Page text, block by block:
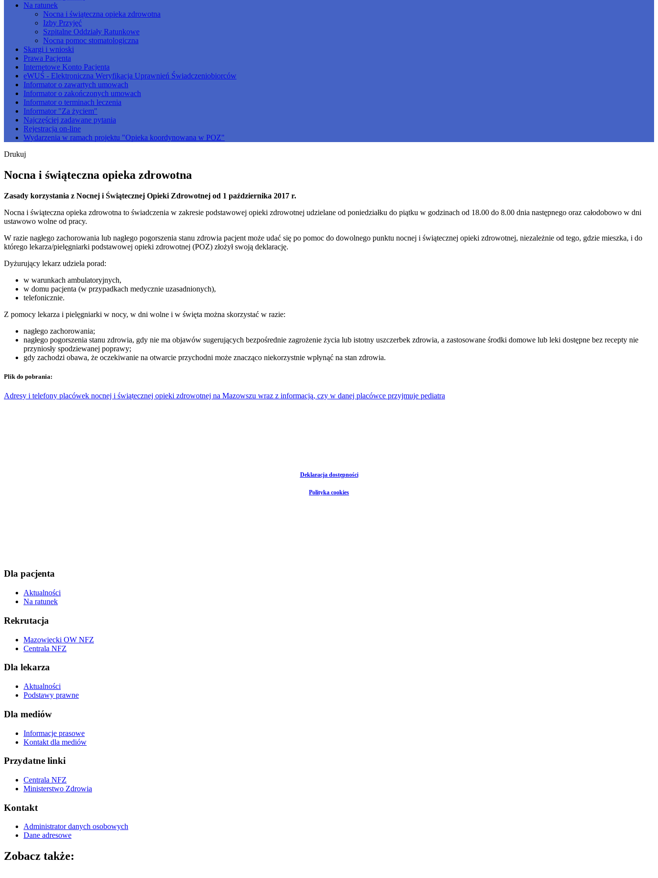
Na ratunek
Nocna i świąteczna opieka zdrowotna
Izby Przyjęć
Szpitalne Oddziały Ratunkowe
Nocna pomoc stomatologiczna
Skargi i wnioski
Prawa Pacjenta
Internetowe Konto Pacjenta
eWUŚ - Elektroniczna Weryfikacja Uprawnień Świadczeniobiorców
Informator o zawartych umowach
Informator o zakończonych umowach
Informator o terminach leczenia
Informator "Za życiem"
Najczęściej zadawane pytania
Rejestracja on-line
Wydarzenia w ramach projektu "Opieka koordynowana w POZ"
Drukuj
Nocna i świąteczna opieka zdrowotna
Zasady korzystania z Nocnej i Świątecznej Opieki Zdrowotnej od 1 października 2017 r.
Nocna i świąteczna opieka zdrowotna to świadczenia w zakresie podstawowej opieki zdrowotnej udzielane od poniedziałku do piątku w godzinach od 18.00 do 8.00 dnia następnego oraz całodobowo w dni
ustawowo wolne od pracy.
W razie nagłego zachorowania lub nagłego pogorszenia stanu zdrowia pacjent może udać się po pomoc do dowolnego punktu nocnej i świątecznej opieki zdrowotnej, niezależnie od tego, gdzie mieszka, i do
którego lekarza/pielęgniarki podstawowej opieki zdrowotnej (POZ) złożył swoją deklarację.
Dyżurujący lekarz udziela porad:
w warunkach ambulatoryjnych,
w domu pacjenta (w przypadkach medycznie uzasadnionych),
telefonicznie.
Z pomocy lekarza i pielęgniarki w nocy, w dni wolne i w święta można skorzystać w razie:
nagłego zachorowania;
nagłego pogorszenia stanu zdrowia, gdy nie ma objawów sugerujących bezpośrednie zagrożenie życia lub istotny uszczerbek zdrowia, a zastosowane środki domowe lub leki dostępne bez recepty nie
przyniosły spodziewanej poprawy;
gdy zachodzi obawa, że oczekiwanie na otwarcie przychodni może znacząco niekorzystnie wpłynąć na stan zdrowia.
Plik do pobrania:
Adresy i telefony placówek nocnej i świątecznej opieki zdrowotnej na Mazowszu wraz z informacją, czy w danej placówce przyjmuje pediatra
Deklaracja dostępności
Polityka cookies
Dla pacjenta
Aktualności
Na ratunek
Rekrutacja
Mazowiecki OW NFZ
Centrala NFZ
Dla lekarza
Aktualności
Podstawy prawne
Dla mediów
Informacje prasowe
Kontakt dla mediów
Przydatne linki
Centrala NFZ
Ministerstwo Zdrowia
Kontakt
Administrator danych osobowych
Dane adresowe
Zobacz także: